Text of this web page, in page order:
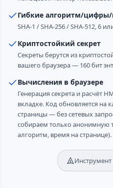
Гибкие алгоритм/
SHA-1 / SHA-256 / SHA-512, 6
Криптостойкий секрет
Секреты берутся из
вашего браузера — 160 бит
Вычисления в браузере
Генерация секрета и расчёт
вкладке. Код обновляется на
страницы — без сетевых
собираем только анонимную
алгоритм, время на странице).
Инструмент